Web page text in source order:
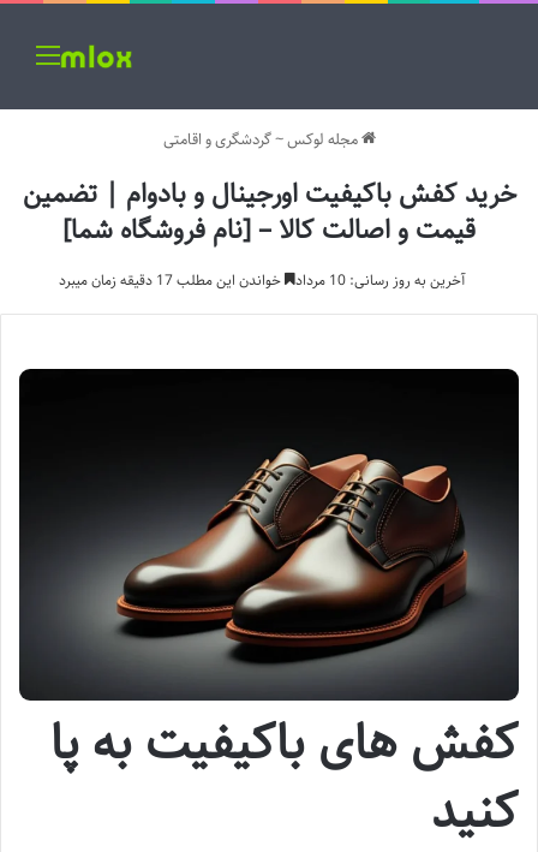
مجله لوکس~گردشگری و اقامتی
خرید کفش باکیفیت اورجینال و بادوام | تضمین
قیمت و اصالت کالا – [نام فروشگاه شما]
آخرین به روز رسانی: 10 مرداد خواندن این مطلب 17 دقیقه زمان میبرد
کفش های باکیفیت به پا
کنید